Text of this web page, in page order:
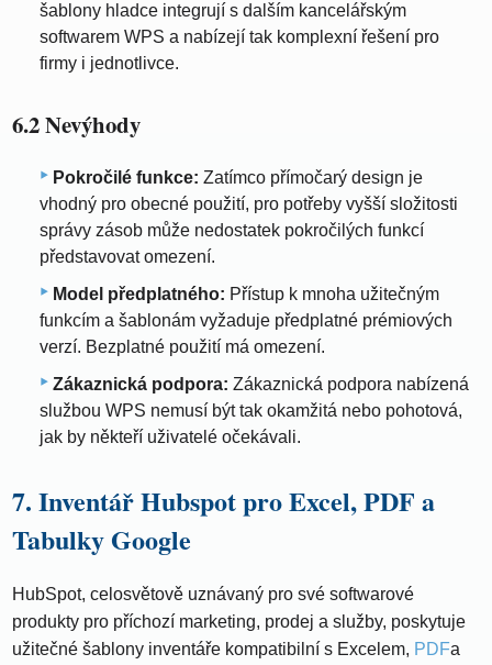
šablony hladce integrují s dalším kancelářským
softwarem WPS a nabízejí tak komplexní řešení pro
firmy i jednotlivce.
6.2 Nevýhody
Pokročilé funkce: Zatímco přímočarý design je
vhodný pro obecné použití, pro potřeby vyšší složitosti
správy zásob může nedostatek pokročilých funkcí
představovat omezení.
Model předplatného: Přístup k mnoha užitečným
funkcím a šablonám vyžaduje předplatné prémiových
verzí. Bezplatné použití má omezení.
Zákaznická podpora: Zákaznická podpora nabízená
službou WPS nemusí být tak okamžitá nebo pohotová,
jak by někteří uživatelé očekávali.
7. Inventář Hubspot pro Excel, PDF a
Tabulky Google
HubSpot, celosvětově uznávaný pro své softwarové
produkty pro příchozí marketing, prodej a služby, poskytuje
užitečné šablony inventáře kompatibilní s Excelem, PDFa